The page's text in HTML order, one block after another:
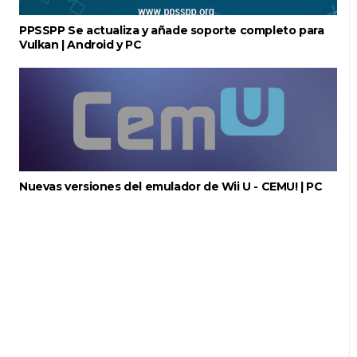
PPSSPP Se actualiza y añade soporte completo para
Vulkan | Android y PC
Nuevas versiones del emulador de Wii U - CEMU! | PC